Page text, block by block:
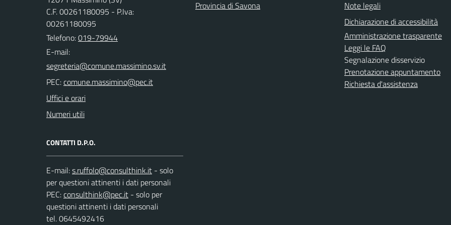
C.F. 00261180095 - P.Iva:
00261180095
Telefono:019-79944
E-mail:
PEC:
Uffici e orari
Numeri utili
CONTATTI D.P.O.
E-mail:
- solo
per questioni attinenti i dati personali
PEC:
- solo per
questioni attinenti i dati personali
tel. 0645492416
Provincia di Savona
Note legali
Dichiarazione di accessibilità
Amministrazione trasparente
Leggi le FAQ
Segnalazione disservizio
Prenotazione appuntamento
Richiesta d'assistenza